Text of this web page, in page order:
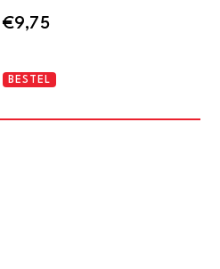
€9,75
Siameesche
BESTEL